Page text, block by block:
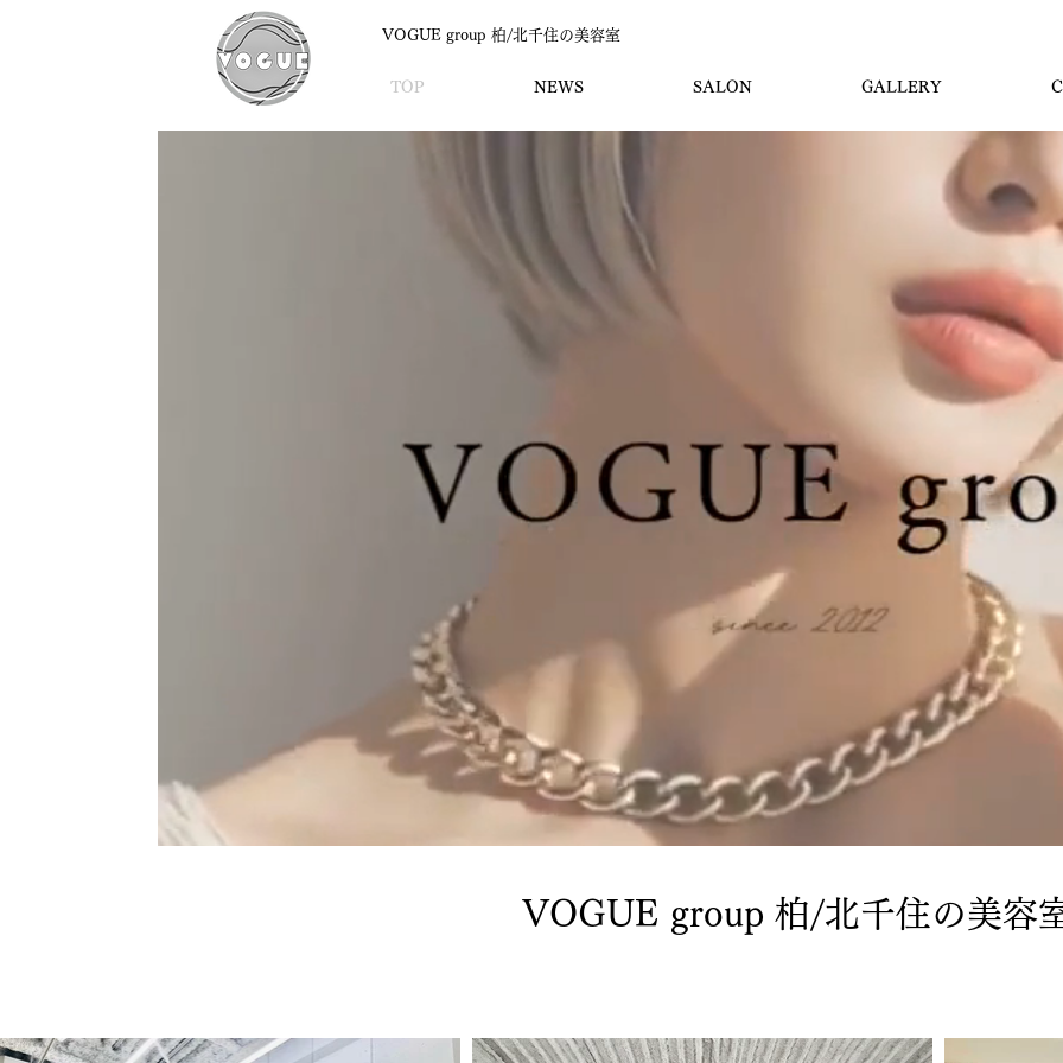
VOGUE group 柏/北千住の美容室
TOP NEWS SALON GALLERY
VOGUE group 柏/北千住の美容